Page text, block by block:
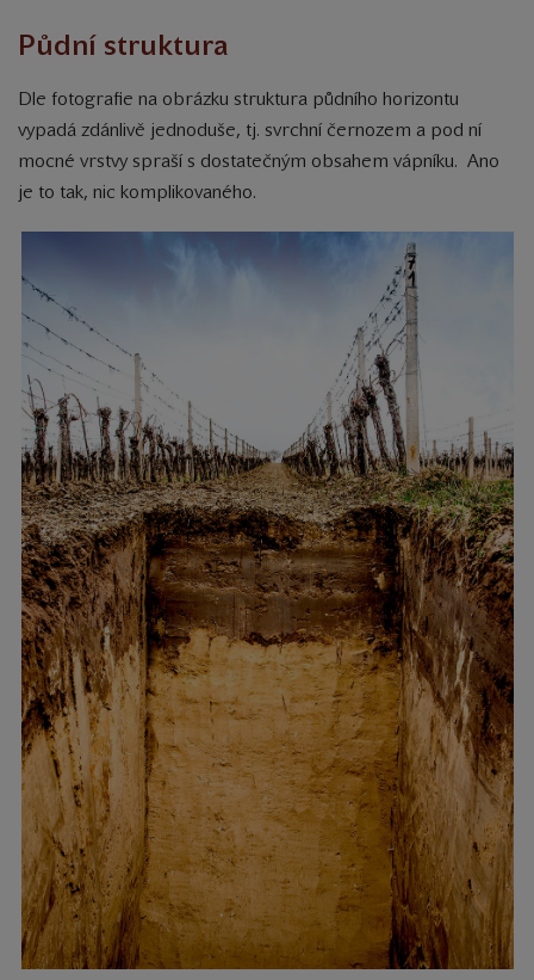
Půdní struktura
Dle fotografie na obrázku struktura půdního horizontu
vypadá zdánlivě jednoduše, tj. svrchní černozem a pod ní
mocné vrstvy spraší s dostatečným obsahem vápníku. Ano
je to tak, nic komplikovaného.